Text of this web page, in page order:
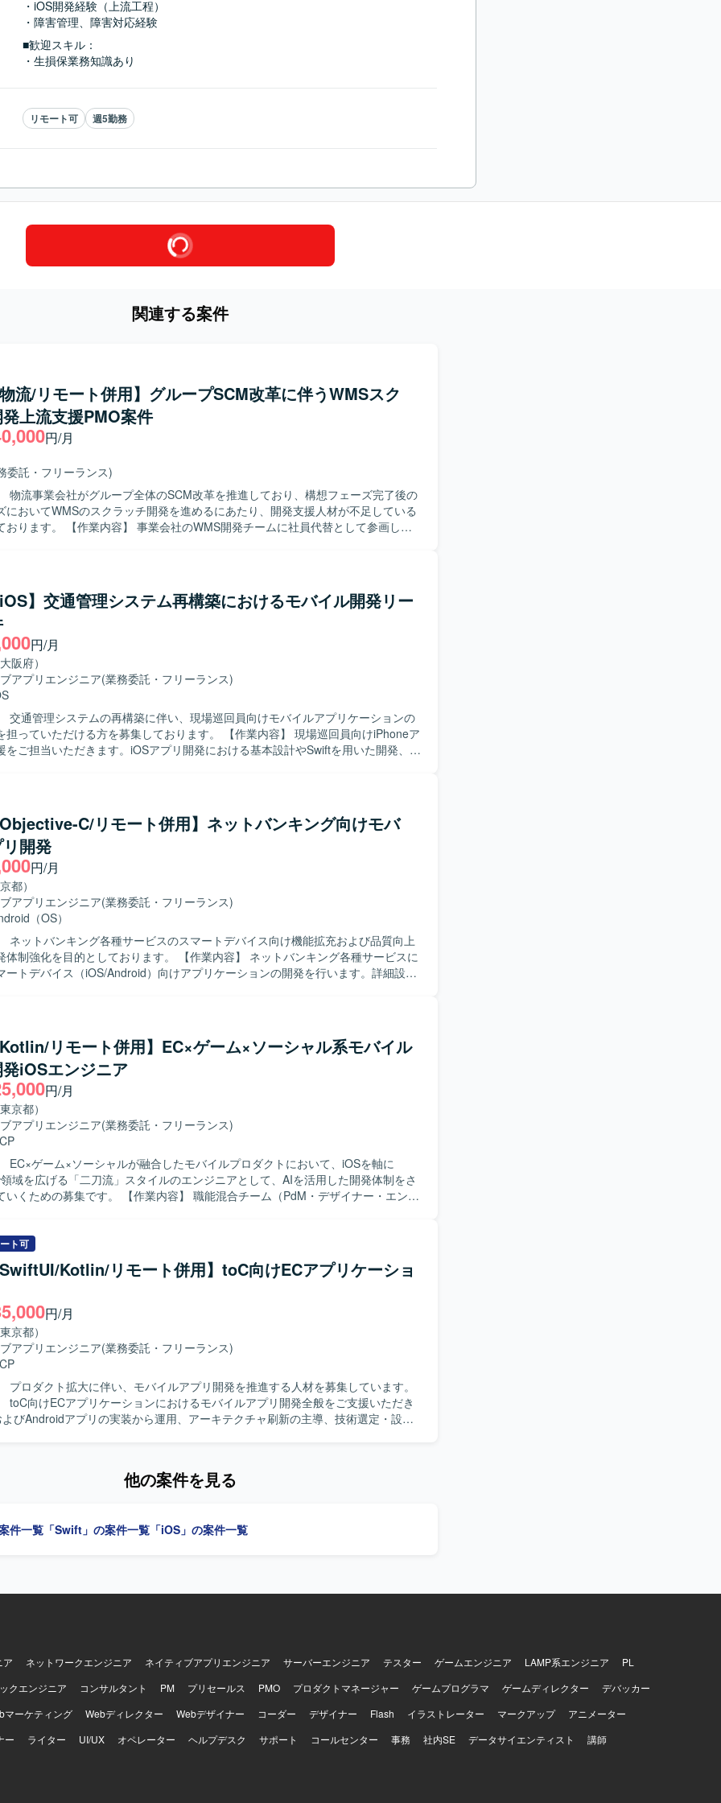
・iOS開発経験（上流工程）
・障害管理、障害対応経験
■歓迎スキル：
・生損保業務知識あり
リモート可 週5勤務
関連する案件
流/リモート併用】グループSCM改革に伴うWMSスク
上流支援PMO案件
円/月
委託・フリーランス)
物流事業会社がグループ全体のSCM改革を推進しており、構想フェーズ完了後の
においてWMSのスクラッチ開発を進めるにあたり、開発支援人材が不足している
開発チームに社員代替として参画し、
深い理解を持ち、主体的かつ自走的に業務を推進いただける方を求めておりま
良好なコミュニケーションを取りながら、課題を整理し解決に導いていける方が
組みにおい
るWMSのスクラッチ開発に上流から関わることができます。 事業会社側の立場で
ロールやPMOを担うことで、業務とシステムの両面から大規模プロジェクトをリ
す。 【開発環境】 WMSを中心とした物流システムのスクラ
ジェクトとなり、上流工程やベンダコントロールを通じて設計・実装方針の検討
だきます。
】交通管理システム再構築におけるモバイル開発リー
円/月
阪府）
アプリエンジニア(業務委託・フリーランス)
交通管理システムの再構築に伴い、現場巡回員向けモバイルアプリケーションの
だける方を募集しております。 【作業内容】 現場巡回員向けiPhoneア
をご担当いただきます。iOSアプリ開発における基本設計やSwiftを用いた開発、設
す。 【求める人物像】 モバイルアプリ開発において主体的に
発方針を整理し、関係者と円滑にコミュニケーションを取りながら仕様調整や技
推進できる方を求めております。開発メンバーを技術面からリードしつつ、品質
欲的に取り組んでいただける方が望ましいです。 【ポジションの魅力】 交
域の重要なシステム再構築プロジェクトにおいて、モバイル開発リーダーとして
後続工程まで広く関わっていただけます。業務系モバイルアプリや位置情報・写
機能を通じて、現場業務の効率化や安全性向上に貢献できる点が魅力です。今
ツールを活用した開発手法の検討にも関与いただける可能性があります。 【開
（iPhone）向けアプリケーション開発環境を想定しており、Swiftを用いた開発を
ックエンドではJava／Spring Boot、フロントエンドではReact等の技術スタック
定です。また、AI開発支援ツールの活用を検討している環境です。
C/リモート併用】ネットバンキング向けモバ
開発
円/月
都）
アプリエンジニア(業務委託・フリーランス)
（OS）
ネットバンキング各種サービスのスマートデバイス向け機能拡充および品質向上
的としております。 【作業内容】 ネットバンキング各種サービスに
ートデバイス（iOS/Android）向けアプリケーションの開発を行います。詳細設計
ザビリティを意識した開発ができる方を歓迎いたします。 【ポジションの魅
ットバンキングサービスの開発に関わることで、大規模なユーザーを持つサービ
アプリ開発経験を積むことができます。iOS/Androidいずれかの専門性を活かしつ
深めていただけます。 【開発環境】 iOS/Android向けモバイルアプ
Objective-C、Swiftを用いた開発が想定されます）。
リモート併用】EC×ゲーム×ソーシャル系モバイル
iOSエンジニア
円/月
京都）
アプリエンジニア(業務委託・フリーランス)
EC×ゲーム×ソーシャルが融合したモバイルプロダクトにおいて、iOSを軸に
域を広げる「二刀流」スタイルのエンジニアとして、AIを活用した開発体制をさ
【作業内容】 職能混合チーム（PdM・デザイナー・エンジ
含めた実装・運用全般を担っていただきます。あわせて、Kotlinを用いたAndroid
も関与し、Jetpack ComposeによるUI実装など、iOS側の知見を活かした両OSで
ていただきます。ClaudeなどのAIツールを活用しながら実装計画の策定、コード
けた刷新を推進していただきます。また、PdM・デザイナーと連携しつつ、事業
づいた機能開発、リリース後の効果分析までを通してプロダクト開発全般に関わ
ョンやバリューに共感し、EC体験
味をお持ちの方を求めています。変化の大きい環境の中でも挑戦を楽しみ、ソフ
に大きなチャレンジをしたいと考えている方にマッチします。事業や顧客に近い
ユーザーの声を捉えながら、主体的に開発をリードしていける方を歓迎します。
の魅力】 少数精鋭のチームにおいて、自ら設計したモバイルアーキテクチャの上
が動く手触りを持ちながら開発できる環境です。AI活用を前提としたiOS・
態管理やパフォーマンス最適化に取り組むことで、エンジニアとしての技術力を
Cloudを用い、gRPCやProtocol Buffersによる通信、BitriseやGitHub
たモダンな開発環境で、アジャイル開発を実践しています。
ト可
Kotlin/リモート併用】toC向けECアプリケーショ
円/月
京都）
アプリエンジニア(業務委託・フリーランス)
プロダクト拡大に伴い、モバイルアプリ開発を推進する人材を募集しています。
toC向けECアプリケーションにおけるモバイルアプリ開発全般をご支援いただき
びAndroidアプリの実装から運用、アーキテクチャ刷新の主導、技術選定・設計
しながら開発を推進できる方を求めています。 【ポジションの魅力】 プロ
Terraform、BigQuery、Looker Studio、Claude、Codex、Cursor、Gemini、
他の案件を見る
件一覧 「Swift」の案件一覧 「iOS」の案件一覧
ア ネットワークエンジニア ネイティブアプリエンジニア サーバーエンジニア テスター ゲームエンジニア LAMP系エンジニア
PL
クエンジニア
コンサルタント PM プリセールス PMO プロダクトマネージャー ゲームプログラマ ゲームディレクター
デバッカー
マーケティング
Webディレクター Webデザイナー コーダー デザイナー Flash イラストレーター マークアップ
アニメーター
ー
ライター UI/UX オペレーター ヘルプデスク サポート コールセンター 事務 社内SE データサイエンティスト 講師